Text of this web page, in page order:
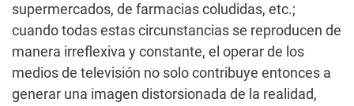
supermercados, de farmacias coludidas, etc.;
cuando todas estas circunstancias se reproducen de
manera irreflexiva y constante, el operar de los
medios de televisión no solo contribuye entonces a
generar una imagen distorsionada de la realidad,